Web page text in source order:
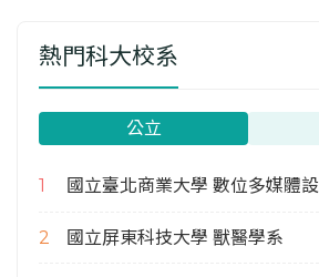
熱門科大校系
公立
國立臺北商業大學 數位多媒體
國立屏東科技大學 獸醫學系